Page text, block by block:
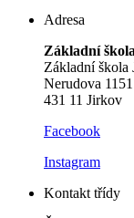
Adresa
Základní
Základní škola
Nerudova 1151
431 11 Jirkov
Facebook
Instagram
Kontakt třídy